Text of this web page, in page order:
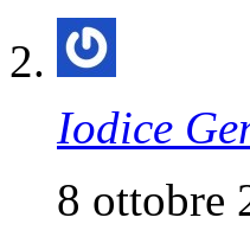
Iodice
8 ottobre